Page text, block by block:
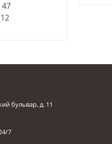
47
12
бульвар, д. 11
7